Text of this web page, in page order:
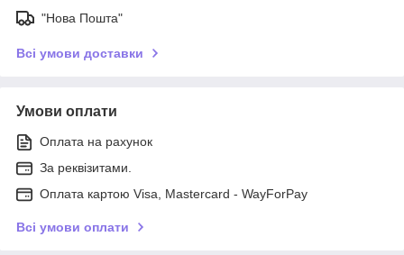
"Нова Пошта"
Всі умови доставки
Умови оплати
Оплата на рахунок
За реквізитами.
Оплата картою Visa, Mastercard - WayForPay
Всі умови оплати